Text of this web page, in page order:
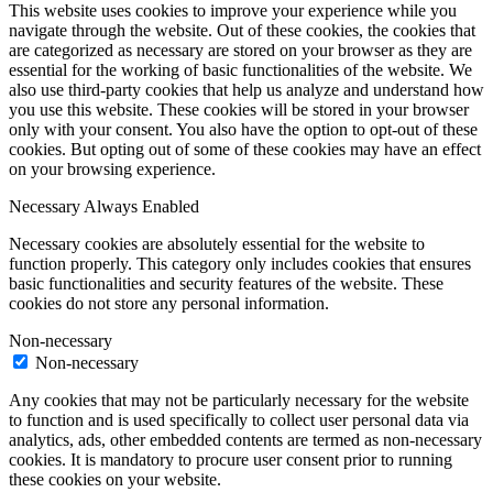
This website uses cookies to improve your experience while you
navigate through the website. Out of these cookies, the cookies that
are categorized as necessary are stored on your browser as they are
essential for the working of basic functionalities of the website. We
also use third-party cookies that help us analyze and understand how
you use this website. These cookies will be stored in your browser
only with your consent. You also have the option to opt-out of these
cookies. But opting out of some of these cookies may have an effect
on your browsing experience.
NecessaryAlways Enabled
Necessary cookies are absolutely essential for the website to
function properly. This category only includes cookies that ensures
basic functionalities and security features of the website. These
cookies do not store any personal information.
Non-necessary
Non-necessary
Any cookies that may not be particularly necessary for the website
to function and is used specifically to collect user personal data via
analytics, ads, other embedded contents are termed as non-necessary
cookies. It is mandatory to procure user consent prior to running
these cookies on your website.